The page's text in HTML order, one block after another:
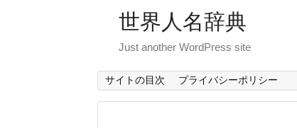
世界人名辞典
Just another WordPress site
サイトの目次 プライバシーポリシー